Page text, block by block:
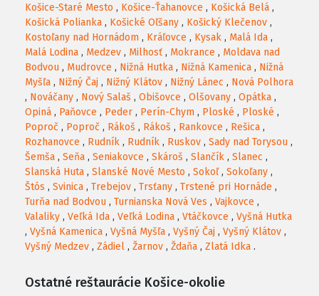
Košice-Staré Mesto , Košice-Ťahanovce , Košická Belá ,
Košická Polianka , Košické Oľšany , Košický Klečenov ,
Kostoľany nad Hornádom , Kráľovce , Kysak , Malá Ida ,
Malá Lodina , Medzev , Milhosť , Mokrance , Moldava nad
Bodvou , Mudrovce , Nižná Hutka , Nižná Kamenica , Nižná
Myšľa , Nižný Čaj , Nižný Klátov , Nižný Lánec , Nová Polhora
, Nováčany , Nový Salaš , Obišovce , Olšovany , Opátka ,
Opiná , Paňovce , Peder , Perín-Chym , Ploské , Ploské ,
Poproč , Poproč , Rákoš , Rákoš , Rankovce , Rešica ,
Rozhanovce , Rudník , Rudník , Ruskov , Sady nad Torysou ,
Šemša , Seňa , Seniakovce , Skároš , Slančík , Slanec ,
Slanská Huta , Slanské Nové Mesto , Sokoľ, Sokoľany ,
Štós , Svinica , Trebejov , Trsťany , Trstené pri Hornáde ,
Turňa nad Bodvou , Turnianska Nová Ves , Vajkovce ,
Valaliky , Veľká Ida , Veľká Lodina , Vtáčkovce , Vyšná Hutka
, Vyšná Kamenica , Vyšná Myšľa , Vyšný Čaj , Vyšný Klátov ,
Vyšný Medzev , Zádiel , Žarnov , Ždaňa , Zlatá Idka .
Ostatné reštaurácie Košice-okolie